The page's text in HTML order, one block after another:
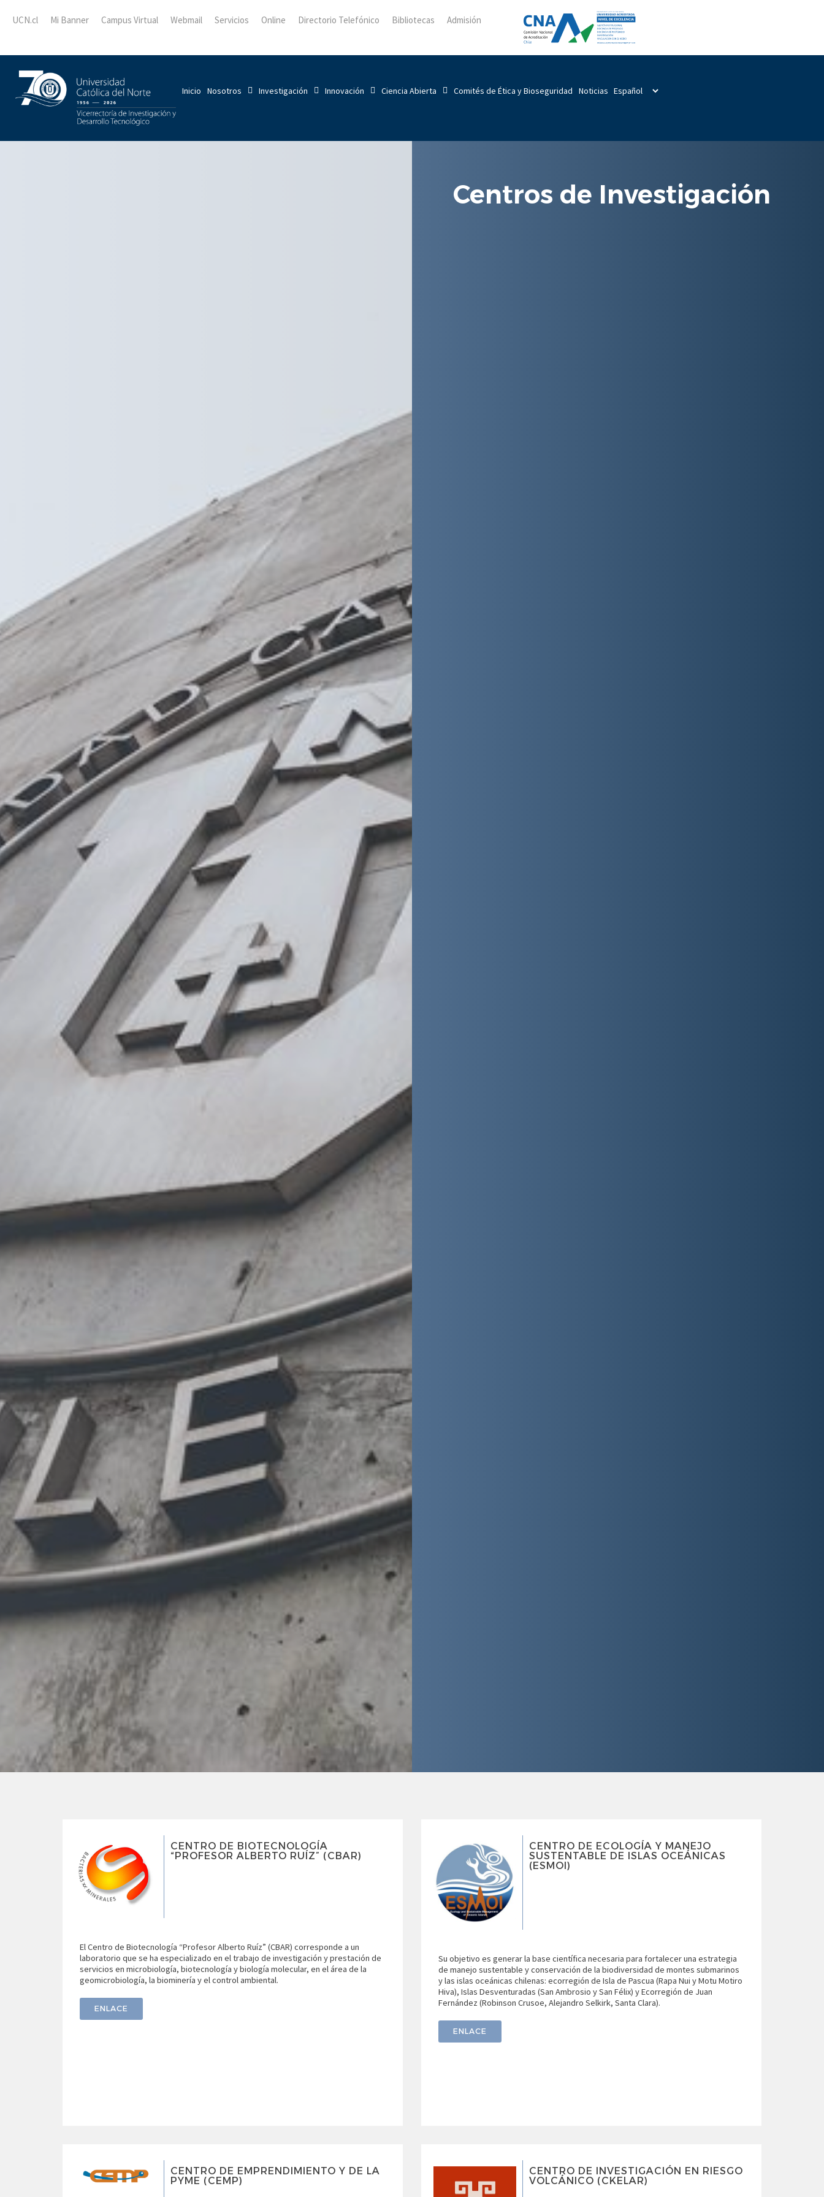
UCN.cl Mi Banner Campus Virtual Webmail Servicios Online Directorio Telefónico Bibliotecas Admisión
Inicio Nosotros Investigación Innovación Ciencia Abierta Comités de Ética y Bioseguridad Noticias
Centros de Investigación
CENTRO DE BIOTECNOLOGÍA
“PROFESOR ALBERTO RUÍZ” (CBAR)
El Centro de Biotecnología “Profesor Alberto Ruíz” (CBAR) corresponde a un
laboratorio que se ha especializado en el trabajo de investigación y prestación de
servicios en microbiología, biotecnología y biología molecular, en el área de la
geomicrobiología, la biominería y el control ambiental.
ENLACE
CENTRO DE ECOLOGÍA Y MANEJO
SUSTENTABLE DE ISLAS OCEÁNICAS
(ESMOI)
Su objetivo es generar la base científica necesaria para fortalecer una estrategia
de manejo sustentable y conservación de la biodiversidad de montes submarinos
y las islas oceánicas chilenas: ecorregión de Isla de Pascua (Rapa Nui y Motu Motiro
Hiva), Islas Desventuradas (San Ambrosio y San Félix) y Ecorregión de Juan
Fernández (Robinson Crusoe, Alejandro Selkirk, Santa Clara).
ENLACE
CENTRO DE EMPRENDIMIENTO Y DE LA
PYME (CEMP)
CENTRO DE INVESTIGACIÓN EN RIESGO
VOLCÁNICO (CKELAR)